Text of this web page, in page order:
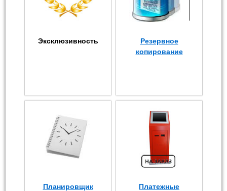
Эксклюзивность
Резервное
копирование
Планировщик
Платежные